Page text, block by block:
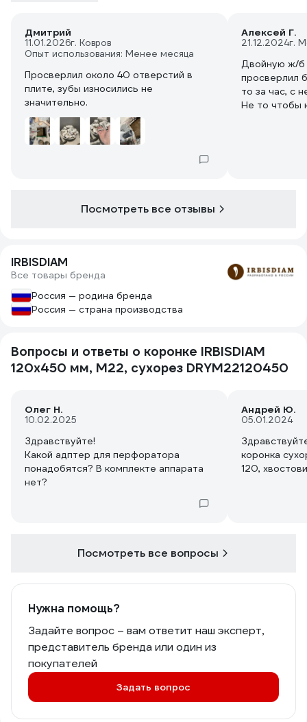
Дмитрий
11.01.2026г. Ковров
Опыт использования: Менее месяца
Просверлил около 40 отверстий в
плите, зубы износились не
значительно.
Алексей Г.
21.12.2024г.
Двойную ж/б
просверлил
то за час, с
Не то чтобы
Посмотреть все отзывы
IRBISDIAM
Все товары бренда
Россия — родина бренда
Россия — страна производства
Вопросы и ответы о коронке IRBISDIAM
120x450 мм, М22, сухорез DRYМ22120450
Олег Н.
10.02.2025
Здравствуйте!
Какой адптер для перфоратора
понадобятся? В комплекте аппарата
нет?
Андрей Ю.
05.01.2024
коронка
120,
Посмотреть все вопросы
Нужна помощь?
Задайте вопрос – вам ответит наш эксперт,
представитель бренда или один из
покупателей
Задать вопрос